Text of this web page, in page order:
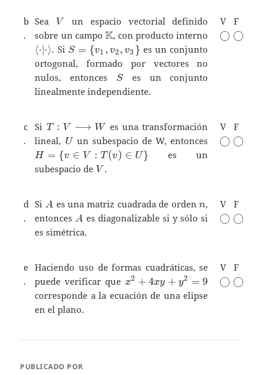
b
.
Sea V
V
un espacio vectorial definido
sobre un campo \mathbb{K}
K, con producto interno
\langle
\cdot|\cdot
\rangle
⟨⋅ ⋅⟩. Si S=\{
v_1,v_2,v_3
S = {v1 , v2 , v3 } es un conjunto
ortogonal, formado por vectores no
nulos, entonces S
S
es un conjunto
linealmente independiente.
V
\bigcirc
◯
F
◯
c
.
Si T:V
\longrightarrow
T : V ⟶ W es una transformación
lineal, U
Uun subespacio de W, entonces H=\
\in
U \}
H = {v ∈ V : T (v) ∈ U} es un
subespacio de V
V .
V
\bigcirc
◯
F
◯
d
.
Si A
A es una matriz cuadrada de ordenn
n,
entonces A
A es diagonalizable si y sólo si
es simétrica.
V
\bigcirc
◯
F
◯
e
.
Haciendo uso de formas cuadráticas, se
puede verificar que x^2+4xy+y^2=9
x2 + 4xy + y2 = 9
corresponde a la ecuación de una elipse
en el plano.
V
\bigcirc
◯
F
◯
PUBLICADO POR